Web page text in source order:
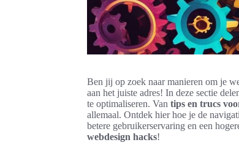
Ben jij op zoek naar manieren om je
aan het juiste adres! In deze sectie
te optimaliseren. Van tips en trucs
allemaal. Ontdek hier hoe je de
betere gebruikerservaring en een
webdesign hacks!